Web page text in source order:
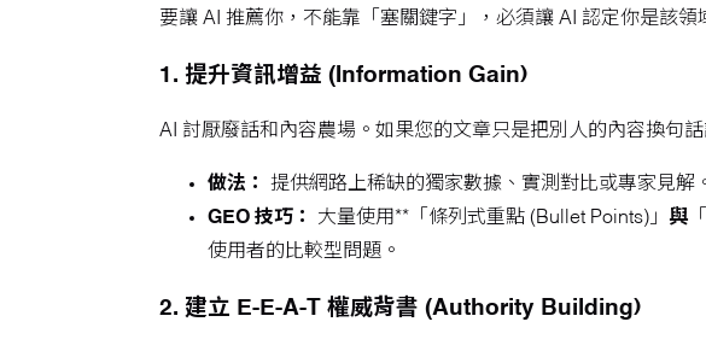
要讓 AI 推薦你，不能靠「塞關鍵字」，必須讓 AI 認定你是該領
1. 提升資訊增益 (Information Gain)
AI 討厭廢話和內容農場。如果您的文章只是把別人的內容換句
做法：
提供網路上稀缺的獨家數據、實測對比或專家見解
GEO 技巧：
大量使用**「條列式重點 (Bullet Points)」 與
使用者的比較型問題。
2. 建立 E-E-A-T 權威背書 (Authority Building)